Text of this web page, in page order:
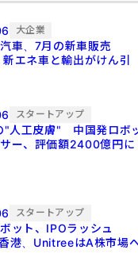
大企業
車、7月の新車販売
エネ車と輸出がけん引
スタートアップ
"人工皮膚" 中国発ロボ
サー、評価額2400億円に
スタートアップ
ット、IPOラッシュ
港、UnitreeはA株市場